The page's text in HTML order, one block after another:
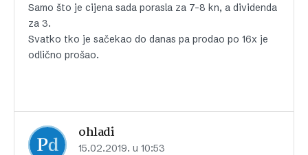
Samo što je cijena sada porasla za 7-8 kn, a dividenda
za 3.
Svatko tko je sačekao do danas pa prodao po 16x je
odlično prošao.
ohladi
15.02.2019. u 10:53